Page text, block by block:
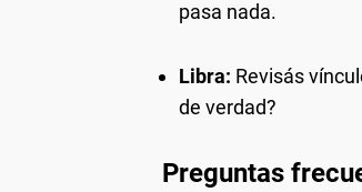
pasa nada.
Libra: Revisás
de verdad?
Preguntas